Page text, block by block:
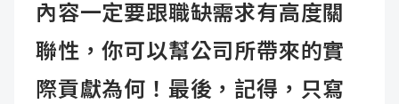
內容一定要跟職缺需求有高度關
聯性，你可以幫公司所帶來的實
際貢獻為何！最後，記得，只寫